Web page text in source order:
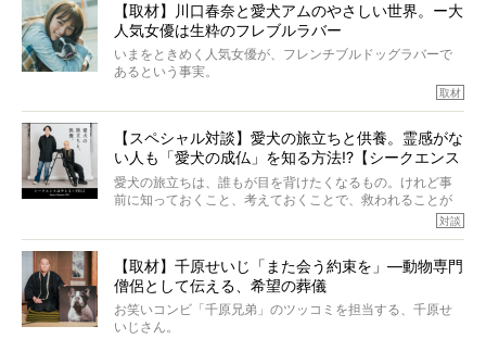
カエピソードが次から次へと飛び出しました。
【取材】川口春奈と愛犬アムのやさしい世界。ー大
人気女優は生粋のフレブルラバー
いまをときめく人気女優が、フレンチブルドッグラバーで
あるという事実。
とりを目の当たりにするほどに、そのフレンチブルドッグ
愛がわたしたちのそれとまったく同じであることに、なん
だかうれしくなってしまったのでした。
春奈さんとアムちゃんのすてきな暮らしを、BUHI編集長の
小西がいつくしみながら、切り取らせていただきます。
取材
【スペシャル対談】愛犬の旅立ちと供養。霊感がな
い人も「愛犬の成仏」を知る方法!?【シークエンス
はやとも×PELI】
愛犬の旅立ちは、誰もが目を背けたくなるもの。けれど事
前に知っておくこと、考えておくことで、救われることが
力をもつお笑い芸人「シークエンスはやとも」さんに、愛
犬の旅立ちや供養についてインタビュー。
インタビュアー兼対談相手は、大の犬好きで心霊分野の知
識にも長けているPELIさん。
対談
【取材】千原せいじ「また会う約束を」―動物専門
僧侶として伝える、希望の葬儀
お笑いコンビ「千原兄弟」のツッコミを担当する、千原せ
いじさん。